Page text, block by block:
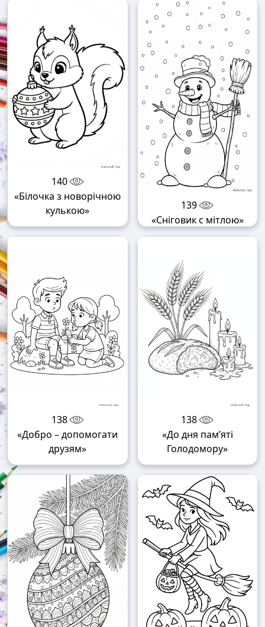
140
«Білочка з новорічною
кулькою»
139
«Сніговик с мітлою»
138
«Добро – допомогати
друзям»
138
«До дня пам’яті
Голодомору»